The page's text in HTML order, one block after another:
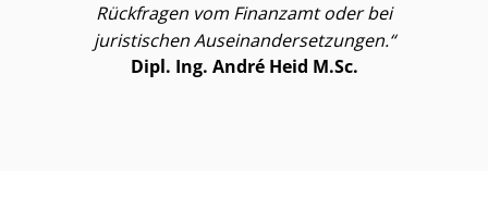
Rückfragen vom Finanzamt oder bei
juristischen Aus­ein­an­der­set­zun­gen.
Dipl. Ing. André Heid M.Sc.